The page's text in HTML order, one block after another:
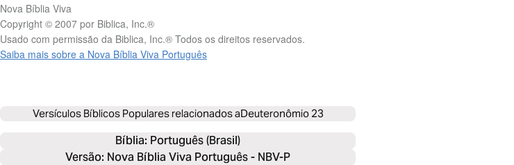
Nova Bíblia Viva
Copyright © 2007 por Biblica, Inc.®
Usado com permissão da Biblica, Inc.® Todos os direitos reservados.
Saiba mais sobre a Nova Bíblia Viva Português
Versículos Bíblicos Populares relacionados aDeuteronômio 23
Bíblia: Português (Brasil)
Versão: Nova Bíblia Viva Português - NBV-P